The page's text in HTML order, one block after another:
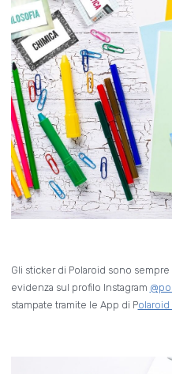
Gli sticker di Polaroid sono
evidenza sul profilo Instagram
stampate tramite le App di Polaroid